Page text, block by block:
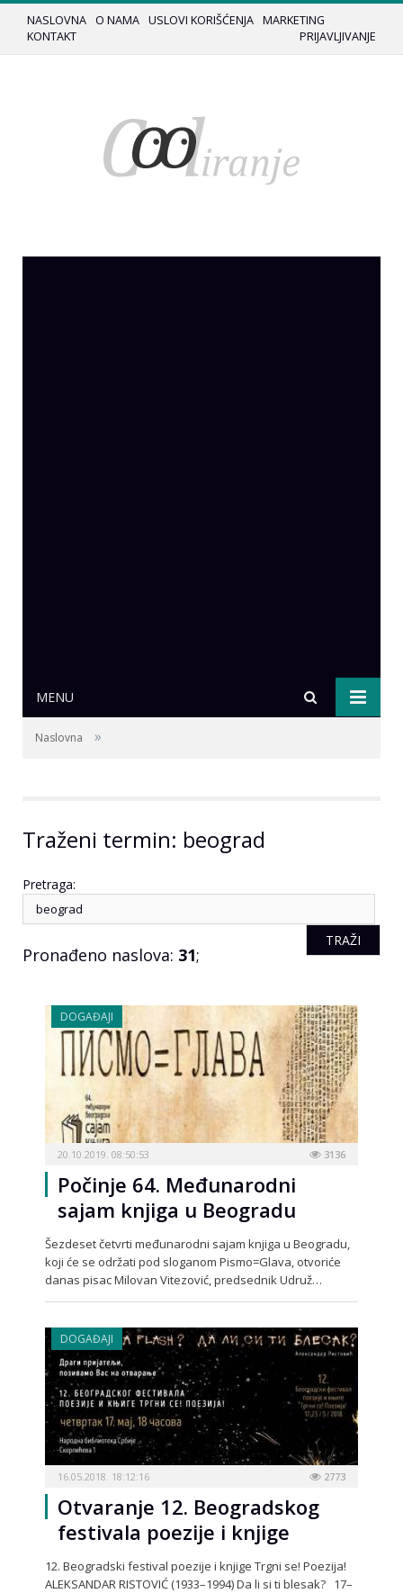
NASLOVNA O NAMA USLOVI KORIŠĆENJA MARKETING
KONTAKT
PRIJAVLJIVANJE
MENU
Naslovna »
Traženi termin: beograd
Pretraga:
Pronađeno naslova: 31;
DOGAĐAJI
20.10.2019. 08:50:53 3136
Počinje 64. Međunarodni
sajam knjiga u Beogradu
Šezdeset četvrti međunarodni sajam knjiga u Beogradu,
koji će se održati pod sloganom Pismo=Glava, otvoriće
danas pisac Milovan Vitezović, predsednik Udruž…
DOGAĐAJI
16.05.2018. 18:12:16 2773
Otvaranje 12. Beogradskog
festivala poezije i knjige
12. Beogradski festival poezije i knjige Trgni se! Poezija!
ALEKSANDAR RISTOVIĆ (1933–1994) Da li si ti blesak? 17–